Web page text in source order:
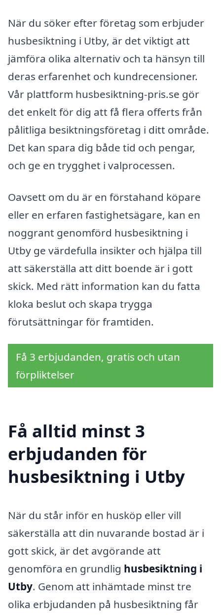
När du söker efter företag som erbjuder
husbesiktning i Utby, är det viktigt att
jämföra olika alternativ och ta hänsyn till
deras erfarenhet och kundrecensioner.
Vår plattform husbesiktning-pris.se gör
det enkelt för dig att få flera offerts från
pålitliga besiktningsföretag i ditt område.
Det kan spara dig både tid och pengar,
och ge en trygghet i valprocessen.
Oavsett om du är en förstahand köpare
eller en erfaren fastighetsägare, kan en
noggrant genomförd husbesiktning i
Utby ge värdefulla insikter och hjälpa till
att säkerställa att ditt boende är i gott
skick. Med rätt information kan du fatta
kloka beslut och skapa trygga
förutsättningar för framtiden.
Få 3 erbjudanden, gratis och utan
förpliktelser
Få alltid minst 3
erbjudanden för
husbesiktning i Utby
När du står inför en husköp eller vill
säkerställa att din nuvarande bostad är i
gott skick, är det avgörande att
genomföra en grundlig husbesiktning i
Utby. Genom att inhämtade minst tre
olika erbjudanden på husbesiktning får